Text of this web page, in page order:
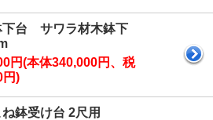
下台 サワラ材木鉢下
円(本体340,000円、税
円)
鉢受け台 2尺用